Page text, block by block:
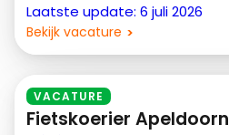
Laatste update: 6 juli 2026
Bekijk vacature
VACATURE
Fietskoerier Apeldoorn